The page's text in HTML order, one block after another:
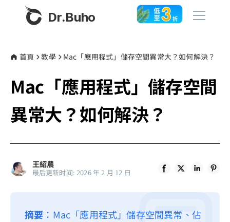
Dr.Buho
產品
BuhoCleaner
BuhoUnlocker
BuhoRepair
BuhoNTFS
商店
關於我們
首頁 教學 Mac「應用程式」儲存空間異常大？如何解決？
Mac「應用程式」儲存空間
異常大？如何解決？
王紹農
最后更新时间: 2026 年 2 月 12 日
摘要 ：Mac「應用程式」儲存空間異常、佔